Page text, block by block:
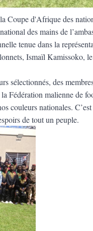
Coupe d'Afrique des
des mains de
tenue dans la
Ismaïl Kamissoko,
sélectionnés, des
Fédération malienne de
couleurs nationales.
de tout un peuple.